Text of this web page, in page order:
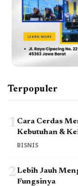
Terpopuler
1 Cara Cerdas
Kebutuhan &
BISNIS
2Lebih Jauh
Fungsinya